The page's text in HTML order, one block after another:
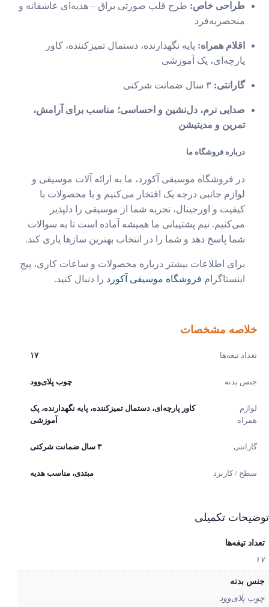
طراحی خاص:طرح قلب صورتی براق – هدیه‌ای عاشقانه و
منحصربه‌فرد
اقلام همراه: پایه نگهدارنده، دستمال تمیزکننده، کاور
پارچه‌ای، پک آموزشی
گارانتی:۳ سال ضمانت شرکتی
صدایی نرم، دل‌نشین و احساسی؛ مناسب برای آرامش،
تمرین و مدیتیشن
درباره فروشگاه ما
در فروشگاه موسیقی آکورد، ما به ارائه آلات موسیقی و
لوازم جانبی درجه یک افتخار می‌کنیم و با محصولات با
کیفیت و اورجینال، تجربه شما از موسیقی را دلپذیر
می‌کنیم. تیم پشتیبانی ما همیشه آماده است تا به سوالات
شما پاسخ دهد و شما را در انتخاب بهترین سازها یاری کند.
برای اطلاعات بیشتر درباره محصولات و ساعات کاری، پیج
اینستاگرام فروشگاه موسیقی آکوردرا دنبال کنید.
خلاصه مشخصات
تعداد تیغه‌ها
جنس بدنه چوب پلای‌وود
لوازم
همراه
کاور پارچه‌ای، دستمال تمیزکننده، پایه نگهدارنده، پک
آموزشی
گارانتی
سطح / کاربرد مبتدی، مناسب هدیه
تکمیلی
تیغه‌ها
بدنه
پلای‌وود